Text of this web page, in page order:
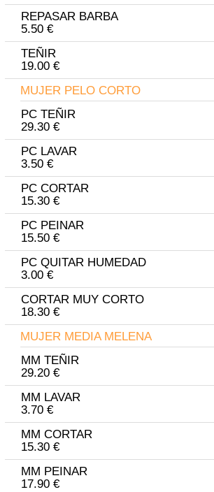
REPASAR BARBA
5.50 €
TEÑIR
19.00 €
MUJER PELO CORTO
PC TEÑIR
29.30 €
PC LAVAR
3.50 €
PC CORTAR
15.30 €
PC PEINAR
15.50 €
PC QUITAR HUMEDAD
3.00 €
CORTAR MUY CORTO
18.30 €
MUJER MEDIA MELENA
MM TEÑIR
29.20 €
MM LAVAR
3.70 €
MM CORTAR
15.30 €
MM PEINAR
17.90 €